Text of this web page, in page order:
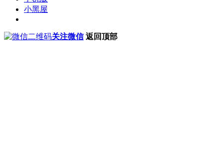
小黑屋
关注微信 返回顶部